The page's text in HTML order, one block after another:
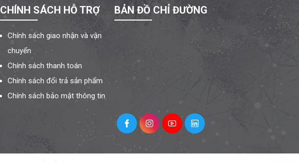
CHÍNH SÁCH HỖ TRỢ
Chính sách giao nhận và vận
chuyển
Chính sách thanh toán
Chính sách đổi trả sản phẩm
Chính sách bảo mật thông tin
BẢN ĐỒ CHỈ ĐƯỜNG